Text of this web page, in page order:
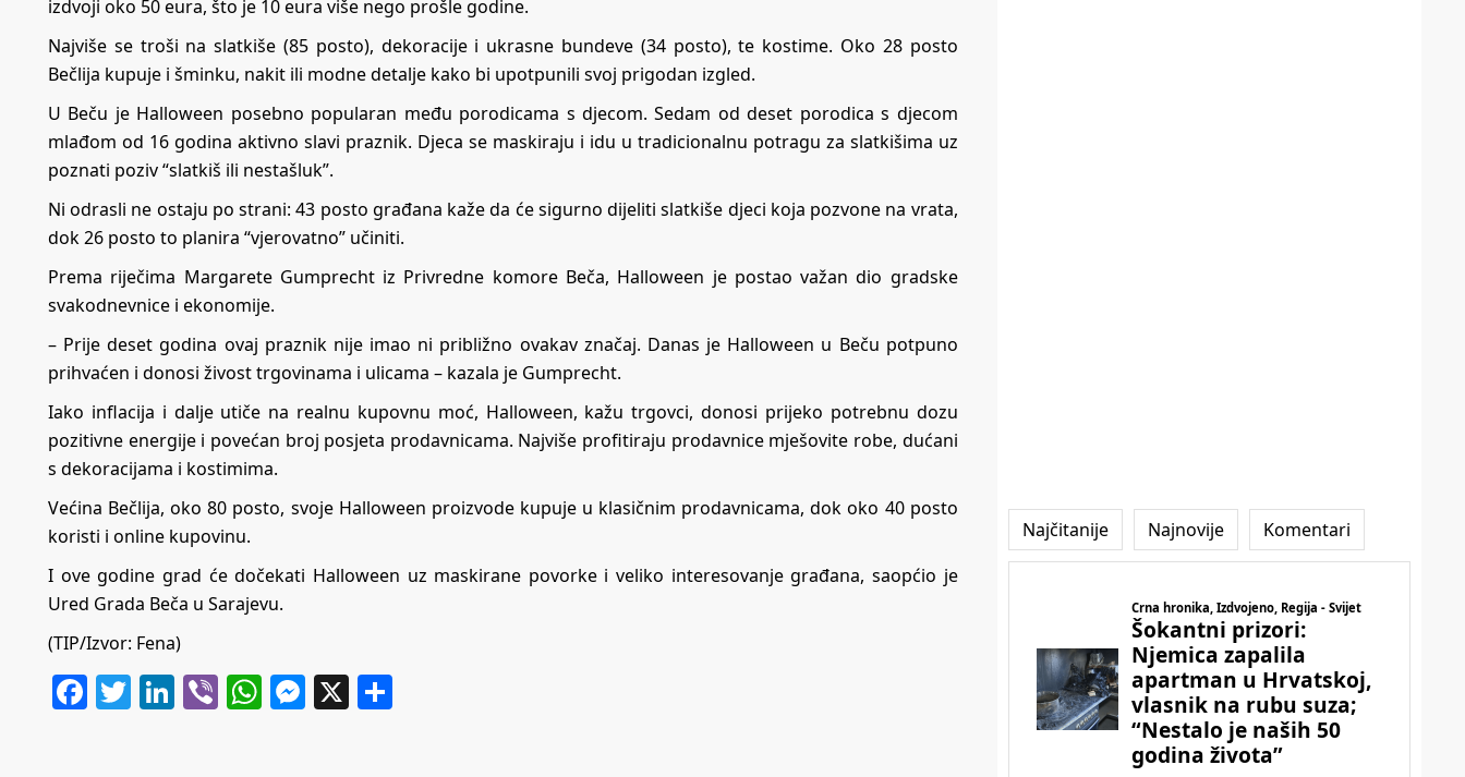
izdvoji oko 50 eura, što je 10 eura više nego prošle godine.
Najviše se troši na slatkiše (85 posto), dekoracije i ukrasne bundeve (34 posto), te kostime. Oko 28 posto
Bečlija kupuje i šminku, nakit ili modne detalje kako bi upotpunili svoj prigodan izgled.
U Beču je Halloween posebno popularan među porodicama s djecom. Sedam od deset porodica s djecom
mlađom od 16 godina aktivno slavi praznik. Djeca se maskiraju i idu u tradicionalnu potragu za slatkišima uz
poznati poziv “slatkiš ili nestašluk”.
Ni odrasli ne ostaju po strani: 43 posto građana kaže da će sigurno dijeliti slatkiše djeci koja pozvone na vrata,
dok 26 posto to planira “vjerovatno” učiniti.
Prema riječima Margarete Gumprecht iz Privredne komore Beča, Halloween je postao važan dio gradske
svakodnevnice i ekonomije.
– Prije deset godina ovaj praznik nije imao ni približno ovakav značaj. Danas je Halloween u Beču potpuno
prihvaćen i donosi živost trgovinama i ulicama – kazala je Gumprecht.
Iako inflacija i dalje utiče na realnu kupovnu moć, Halloween, kažu trgovci, donosi prijeko potrebnu dozu
pozitivne energije i povećan broj posjeta prodavnicama. Najviše profitiraju prodavnice mješovite robe, dućani
s dekoracijama i kostimima.
Većina Bečlija, oko 80 posto, svoje Halloween proizvode kupuje u klasičnim prodavnicama, dok oko 40 posto
koristi i online kupovinu.
I ove godine grad će dočekati Halloween uz maskirane povorke i veliko interesovanje građana, saopćio je
Ured Grada Beča u Sarajevu.
(TIP/Izvor: Fena)
Facebook
Twitter
LinkedIn
ViberWhatsApp
Messenger
X
Najčitanije Najnovije Komentari